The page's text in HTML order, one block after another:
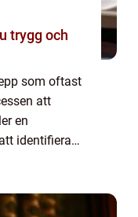
som oftast
att
en
identifiera